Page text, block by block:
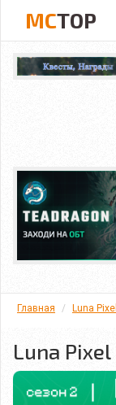
MCTOP
Главная Luna Pixel
Luna Pixel